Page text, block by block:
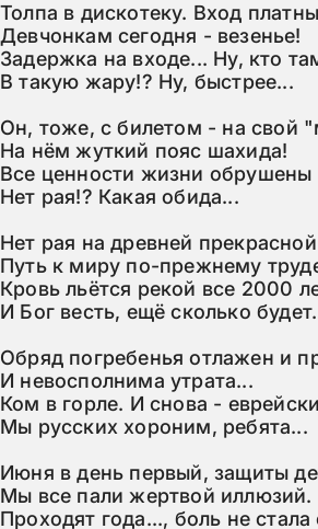
Толпа в дискотеку. Вход
Девчонкам сегодня - везенье!
Задержка на входе... Ну, кто
В такую жару!? Ну, быстрее...
Он, тоже, с билетом - на свой
На нём жуткий пояс шахида!
Все ценности жизни обрушены
Нет рая!? Какая обида...
Нет рая на древней
Путь к миру по-прежнему
Кровь льётся рекой все 2000
И Бог весть, ещё сколько
Обряд погребенья отлажен и
И невосполнима утрата...
Ком в горле. И снова -
Мы русских хороним, ребята...
Июня в день первый, защиты
Мы все пали жертвой иллюзий.
Проходят года..., боль не стала